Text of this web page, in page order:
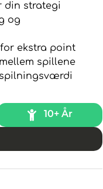
din strategi
og
ekstra point
spillene
10+ År